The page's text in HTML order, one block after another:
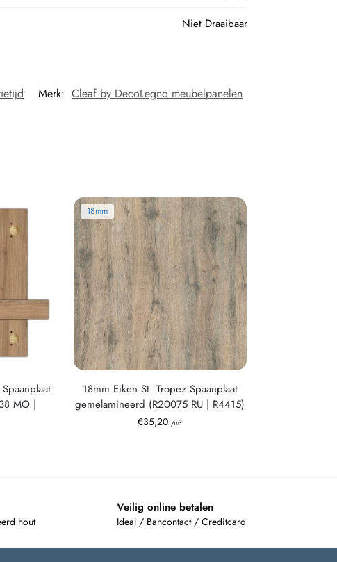
Niet Draaibaar
Merk: Cleaf by DecoLegno meubelpanelen
MO |
18mm
18mm Eiken St. Tropez Spaanplaat
gemelamineerd (R20075 RU | R4415)
€35,20 /m²
hout
Veilig online betalen
Ideal / Bancontact / Creditcard